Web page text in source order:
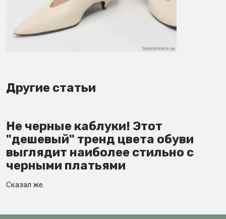
Другие статьи
Не черные каблуки! Этот
"дешевый" тренд цвета обуви
выглядит наиболее стильно с
черными платьями
Сказал же.